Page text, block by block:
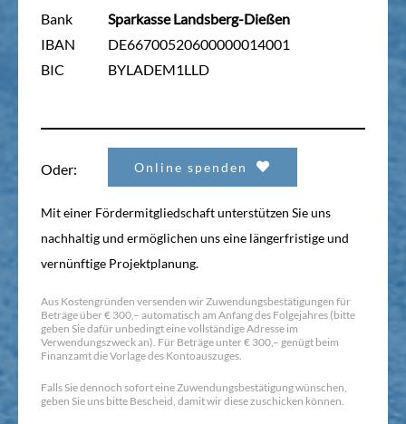
Bank
IBAN
BIC
Sparkasse Landsberg-Dießen
DE66700520600000014001
BYLADEM1LLD
Oder: Online spenden
Mit einer Fördermitgliedschaft unterstützen Sie uns
nachhaltig und ermöglichen uns eine längerfristige und
vernünftige Projektplanung.
Aus Kostengründen versenden wir Zuwendungsbestätigungen für
Beträge über € 300,– automatisch am Anfang des Folgejahres (bitte
geben Sie dafür unbedingt eine vollständige Adresse im
Verwendungszweck an). Für Beträge unter € 300,– genügt beim
Finanzamt die Vorlage des Kontoauszuges.
Falls Sie dennoch sofort eine Zuwendungsbestätigung wünschen,
geben Sie uns bitte Bescheid, damit wir diese zuschicken können.